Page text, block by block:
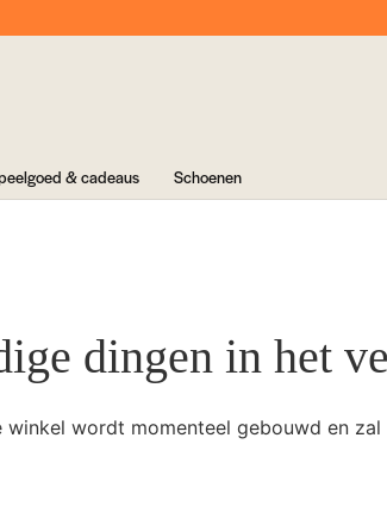
& cadeaus Schoenen
dingen in het
wordt momenteel gebouwd en